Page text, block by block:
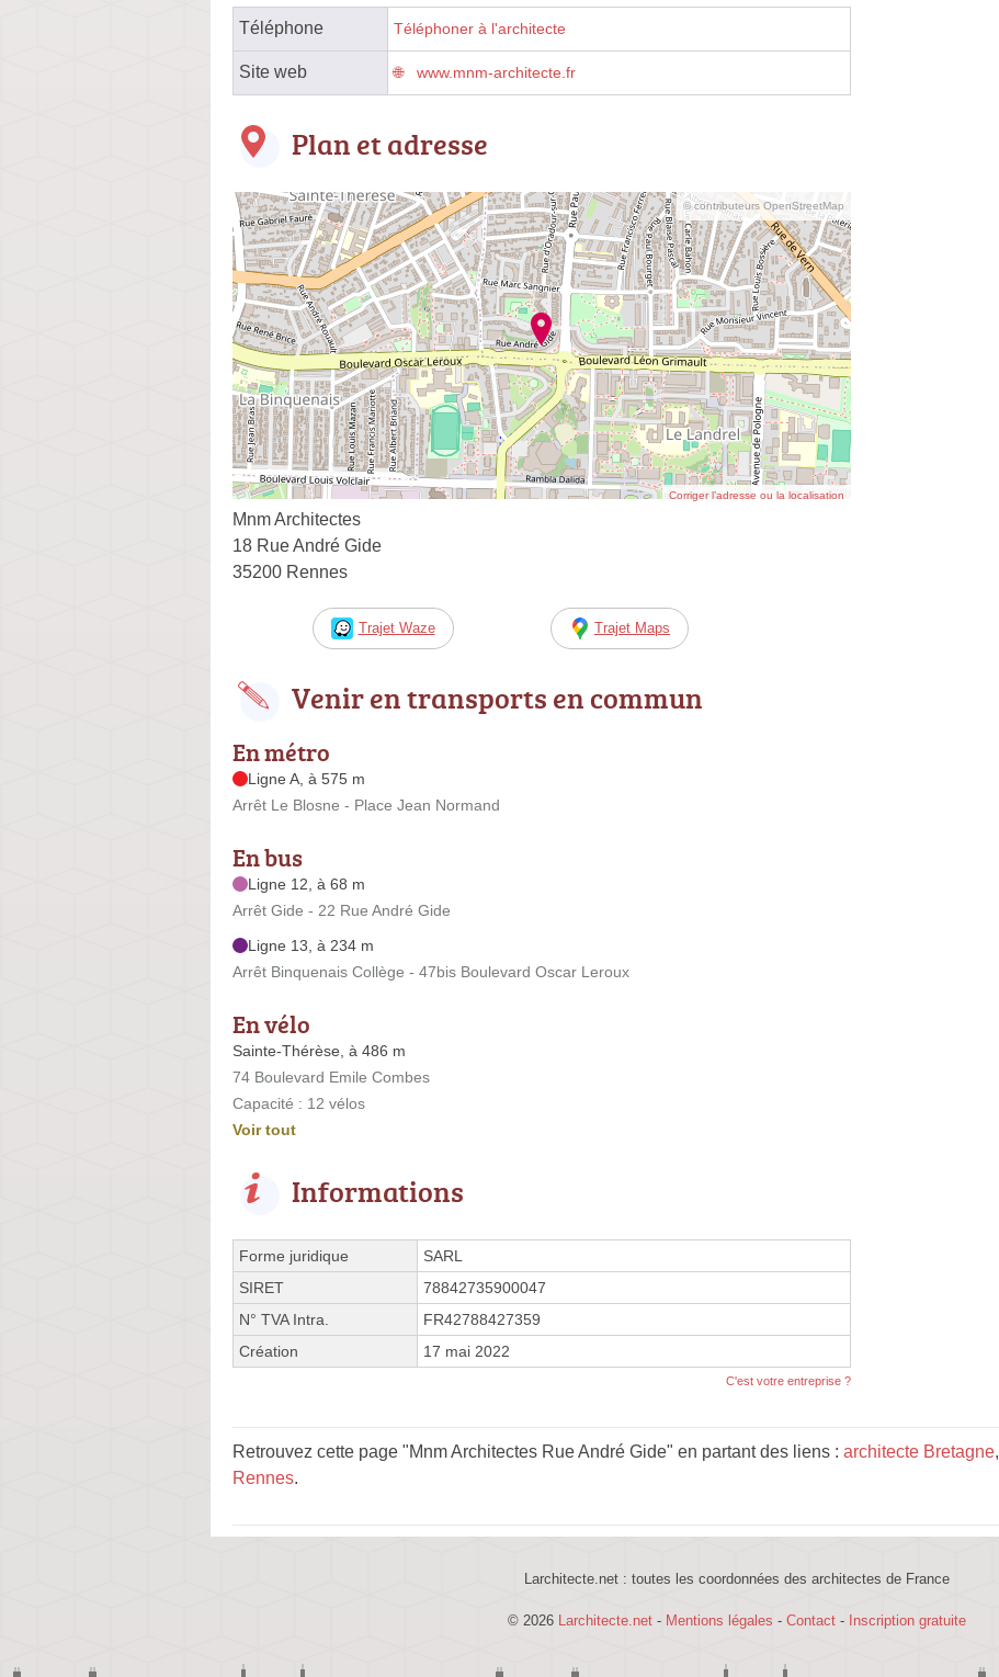
Téléphone Téléphoner à l'architecte
Site web www.mnm-architecte.fr
Plan et adresse
© contributeurs OpenStreetMap
Corriger l’adresse ou la localisation
Mnm Architectes
18 Rue André Gide
35200 Rennes
Trajet Waze Trajet Maps
Venir en transports en commun
En métro
Ligne A, à 575 m
Arrêt Le Blosne - Place Jean Normand
En bus
Ligne 12, à 68 m
Arrêt Gide - 22 Rue André Gide
Ligne 13, à 234 m
Arrêt Binquenais Collège - 47bis Boulevard Oscar Leroux
En vélo
Sainte-Thérèse, à 486 m
74 Boulevard Emile Combes
Capacité : 12 vélos
Voir tout
Informations
Forme juridique
SARL
SIRET
78842735900047
N° TVA Intra.
FR42788427359
Création
17 mai 2022
C'est votre entreprise ?
Retrouvez cette page "Mnm Architectes Rue André Gide" en partant des liens : architecte Bretagne,
Rennes.
Larchitecte.net : toutes les coordonnées des architectes de France
© 2026 Larchitecte.net - Mentions légales - Contact - Inscription gratuite